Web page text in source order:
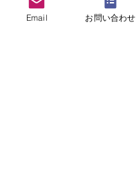
送迎
Email お問い合わせ